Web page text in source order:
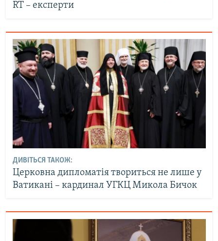
RT – експерти
ДИВІТЬСЯ ТАКОЖ:
Церковна дипломатія твориться не лише у
Ватикані – кардинал УГКЦ Микола Бичок